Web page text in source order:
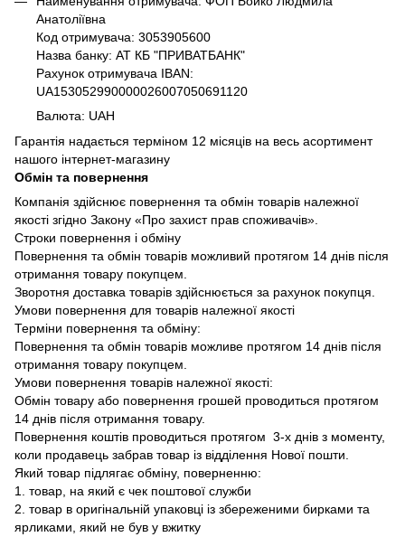
Анатоліївна
Код отримувача: 3053905600
Назва банку: АТ КБ "ПРИВАТБАНК"
Рахунок отримувача IBAN:
UA153052990000026007050691120
Валюта: UAH
Гарантія надається терміном 12 місяців на весь асортимент
нашого інтернет-магазину
Обмін та повернення
Компанія здійснює повернення та обмін товарів належної
якості згідно Закону «Про захист прав споживачів».
Строки повернення і обміну
Повернення та обмін товарів можливий протягом 14 днів після
отримання товару покупцем.
Зворотня доставка товарів здійснюється за рахунок покупця.
Умови повернення для товарів належної якості
Терміни повернення та обміну:
Повернення та обмін товарів можливе протягом 14 днів після
отримання товару покупцем.
Умови повернення товарів належної якості:
Обмін товару або повернення грошей проводиться протягом
14 днів після отримання товару.
Повернення коштів проводиться протягом 3-х днів з моменту,
коли продавець забрав товар із відділення Нової пошти.
Який товар підлягає обміну, поверненню:
1. товар, на який є чек поштової служби
2. товар в оригінальній упаковці із збереженими бирками та
ярликами, який не був у вжитку